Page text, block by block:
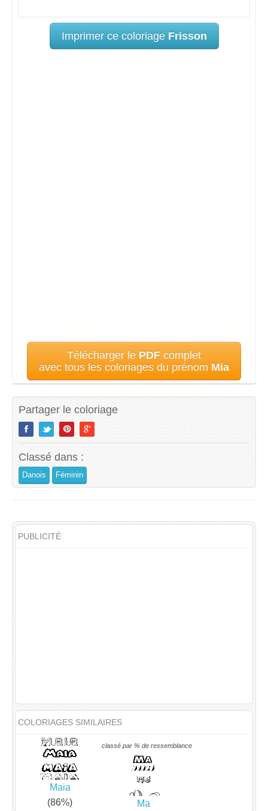
Imprimer ce coloriage Frisson
Télécharger le PDF complet
avec tous les coloriages du prénom Mia
Partager le coloriage
Classé dans :
Danois Féminin
PUBLICITÉ
COLORIAGES SIMILAIRES
classé par % de ressemblance
Maia
(86%)
Ma